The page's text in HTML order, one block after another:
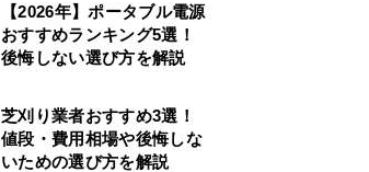
【2026年】ポータブル電源
おすすめランキング5選！
後悔しない選び方を解説
芝刈り業者おすすめ3選！
値段・費用相場や後悔しな
いための選び方を解説